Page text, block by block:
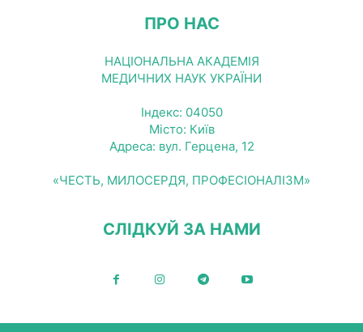
ПРО НАС
НАЦІОНАЛЬНА АКАДЕМІЯ
МЕДИЧНИХ НАУК УКРАЇНИ
Індекс: 04050
Місто: Київ
Адреса: вул. Герцена, 12
«ЧЕСТЬ, МИЛОСЕРДЯ, ПРОФЕСІОНАЛІЗМ»
СЛІДКУЙ ЗА НАМИ